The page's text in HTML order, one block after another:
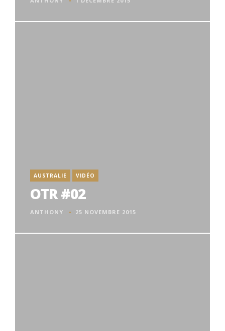
AUSTRALIE VIDÉO
OTR #02
ANTHONY 25 NOVEMBRE 2015